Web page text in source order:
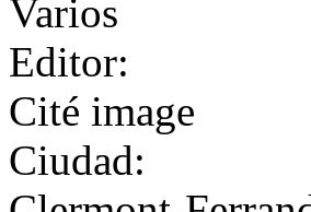
Varios
Editor:
Cité image
Ciudad: